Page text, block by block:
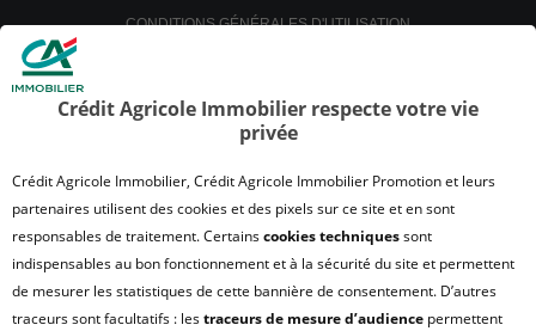
CONDITIONS GÉNÉRALES D'UTILISATION
SATISFACTION CLIENT
UN PROBLÈME SUR LE SITE ?
PLAN DU SITE
QUI SOMMES NOUS ?
Crédit Agricole Immobilier respecte votre vie
privée
Crédit Agricole Immobilier, Crédit Agricole Immobilier Promotion et leurs
partenaires utilisent des cookies et des pixels sur ce site et en sont
responsables de traitement. Certainscookies techniquessont
indispensables au bon fonctionnement et à la sécurité du site et permettent
de mesurer les statistiques de cette bannière de consentement. D’autres
traceurs sont facultatifs : lestraceurs de mesure d’audience permettent